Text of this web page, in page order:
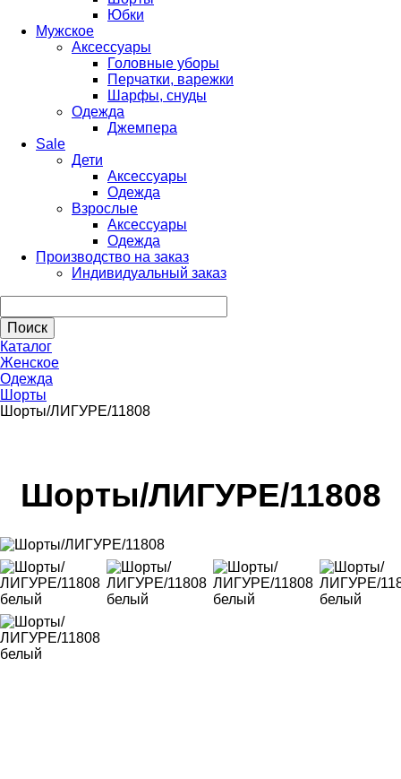
Юбки
Мужское
Аксессуары
Головные уборы
Перчатки, варежки
Шарфы, снуды
Одежда
Джемпера
Sale
Дети
Аксессуары
Одежда
Взрослые
Аксессуары
Одежда
Производство на заказ
Индивидуальный заказ
Каталог
Женское
Одежда
Шорты
Шорты/ЛИГУРЕ/11808
Шорты/ЛИГУРЕ/11808